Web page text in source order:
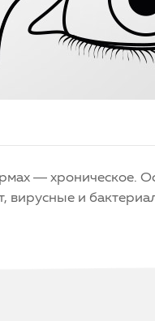
— хроническое.
вирусные и